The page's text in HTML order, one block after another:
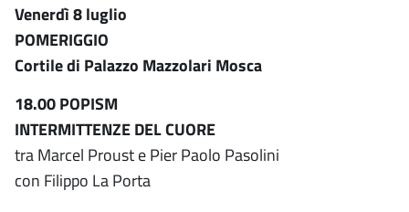
Venerdì 8 luglio
POMERIGGIO
Cortile di Palazzo Mazzolari Mosca
18.00 POPISM
INTERMITTENZE DEL CUORE
tra Marcel Proust e Pier Paolo Pasolini
con Filippo La Porta